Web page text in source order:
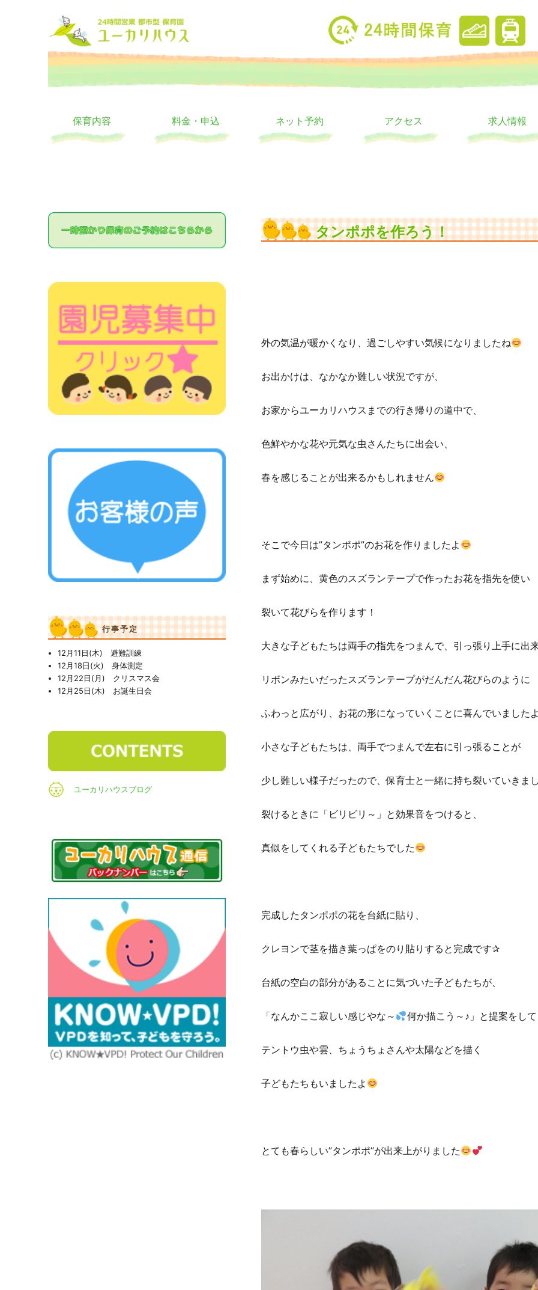
24時間託児所 ユーカリハウス
大阪の24時間託児所 ユーカリハウス 月極 一時保育 一時預かり
保育内容 料金・申込 ネット予約 アクセス 求人情報
タンポポを作ろう！
外の気温が暖かくなり、過ごしやすい気候になりましたね
お出かけは、なかなか難しい状況ですが、
お家からユーカリハウスまでの行き帰りの道中で、
色鮮やかな花や元気な虫さんたちに出会い、
春を感じることが出来るかもしれません
そこで今日は”タンポポ”のお花を作りましたよ
まず始めに、黄色のスズランテープで作ったお花を指先を使い
裂いて花びらを作ります！
大きな子どもたちは両手の指先をつまんで、引っ張り上手に出来
リボンみたいだったスズランテープがだんだん花びらのように
ふわっと広がり、お花の形になっていくことに喜んでいましたよ
小さな子どもたちは、両手でつまんで左右に引っ張ることが
少し難しい様子だったので、保育士と一緒に持ち裂いていきま
裂けるときに「ビリビリ～」と効果音をつけると、
真似をしてくれる子どもたちでした
完成したタンポポの花を台紙に貼り、
クレヨンで茎を描き葉っぱをのり貼りすると完成です✰
台紙の空白の部分があることに気づいた子どもたちが、
「なんかここ寂しい感じやな～ 何か描こう～♪」と提案をして
テントウ虫や雲、ちょうちょさんや太陽などを描く
子どもたちもいましたよ
とても春らしい”タンポポ”が出来上がりました
行事予定
12月11日(木) 避難訓練
12月18日(火) 身体測定
12月22日(月) クリスマス会
12月25日(木) お誕生日会
ユーカリハウスブログ